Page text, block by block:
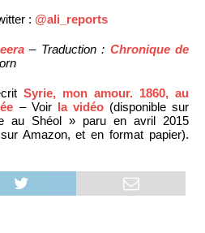
: @ali_reports
– Traduction : Chronique de
Syrie, mon amour. 1860, au
– Voir la vidéo(disponible sur
au Shéol » paru en avril 2015
Amazon, et en format papier).